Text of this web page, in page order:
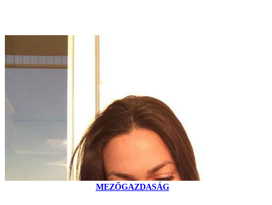
MEZŐGAZDASÁG